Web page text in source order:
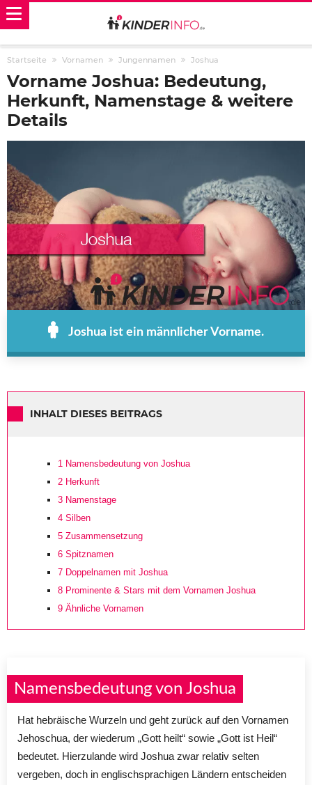
Startseite Vornamen Jungennamen Joshua
Vorname Joshua: Bedeutung,
Herkunft, Namenstage & weitere
Details
Joshua ist ein männlicher Vorname.
INHALT DIESES BEITRAGS
1 Namensbedeutung von Joshua
2 Herkunft
3 Namenstage
4 Silben
5 Zusammensetzung
6 Spitznamen
7 Doppelnamen mit Joshua
8 Prominente & Stars mit dem Vornamen Joshua
9 Ähnliche Vornamen
Namensbedeutung von Joshua
Hat hebräische Wurzeln und geht zurück auf den Vornamen
Jehoschua, der wiederum „Gott heilt“ sowie „Gott ist Heil“
bedeutet. Hierzulande wird Joshua zwar relativ selten
vergeben, doch in englischsprachigen Ländern entscheiden